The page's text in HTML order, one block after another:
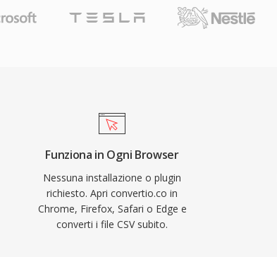
Funziona in Ogni Browser
Nessuna installazione o plugin
richiesto. Apri convertio.co in
Chrome, Firefox, Safari o Edge e
converti i file CSV subito.